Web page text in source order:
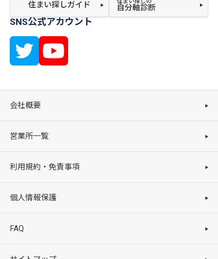
住まい探しガイド 自分軸診断
SNS公式アカウント
会社概要
営業所一覧
利用規約・免責事項
個人情報保護
FAQ